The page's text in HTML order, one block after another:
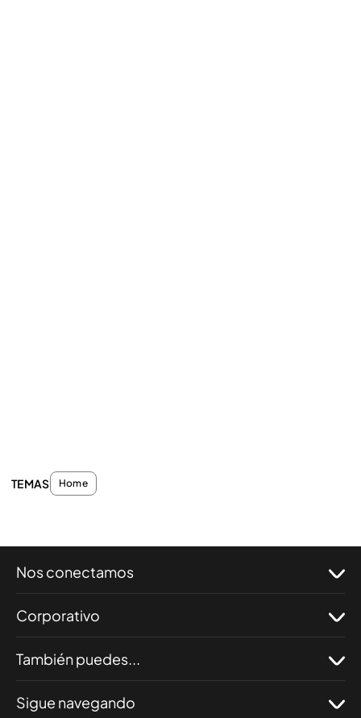
TEMAS Home
Nos conectamos
Corporativo
También puedes...
Sigue navegando